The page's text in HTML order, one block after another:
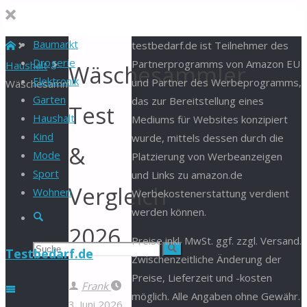
Baumarkt
Drogerie
Elektronik
Garten
Haushalt
Kind
Mode
Sport
Wohnen
Suche
Suchen Suche
Testbedarf.de
Start
Haushalt
WäschesammlerWäschesammler
Test
&
Vergleich
2026
Frank
3. Juni 2026
testbedarf.de ist Teilnehmer des
Partnerprogramms von Amazon EU
und Partner des Werbeprogramms,
das zur Bereitstellung eines
Mediums für Websites konzipiert
wurde, mittels dessen durch die
Platzierung von Werbeanzeigen
und Links zu amazon.de
Werbekostenerstattung verdient
werden können.
Preise inkl. MwSt. ggf. zzgl. Versand.
Zwischenzeitliche Änderung der
Preise, Lieferzeit und -kosten
möglich. Alle Angaben ohne Gewähr.